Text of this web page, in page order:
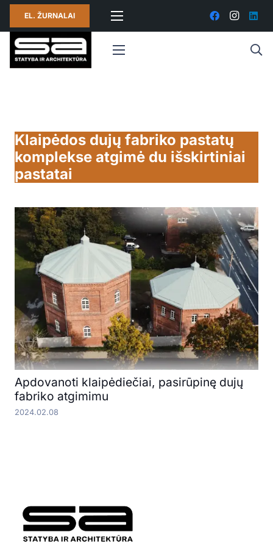
EL. ŽURNALAI
Klaipėdos dujų fabriko pastatų
komplekse atgimė du išskirtiniai
pastatai
Apdovanoti klaipėdiečiai, pasirūpinę dujų
fabriko atgimimu
2024.02.08